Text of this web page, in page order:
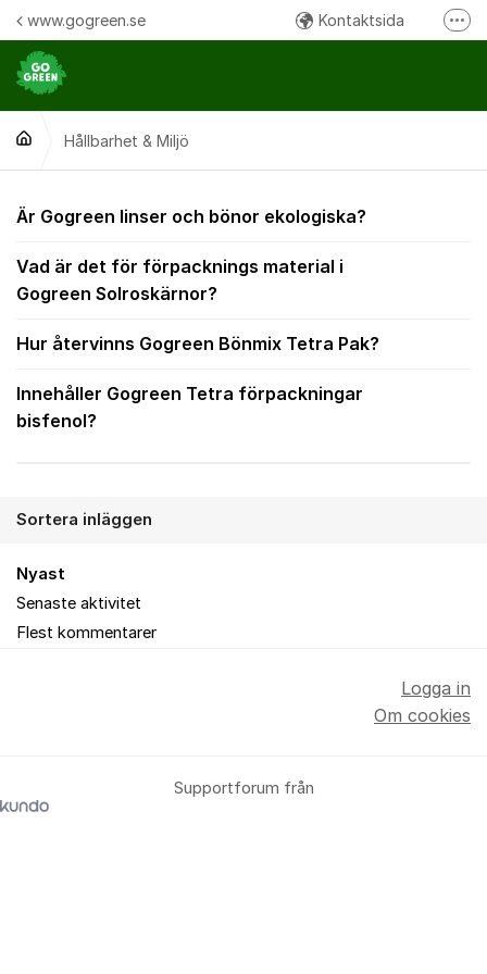
Hoppa till innehåll
www.gogreen.se Kontaktsida
Hållbarhet & Miljö
Hållbarhet & Miljö
Är Gogreen linser och bönor ekologiska?
Vad är det för förpacknings material i
Gogreen Solroskärnor?
Hur återvinns Gogreen Bönmix Tetra Pak?
Innehåller Gogreen Tetra förpackningar
bisfenol?
Sortera inläggen
Nyast
Senaste aktivitet
Flest kommentarer
Supportforum från
Logga in
Om cookies